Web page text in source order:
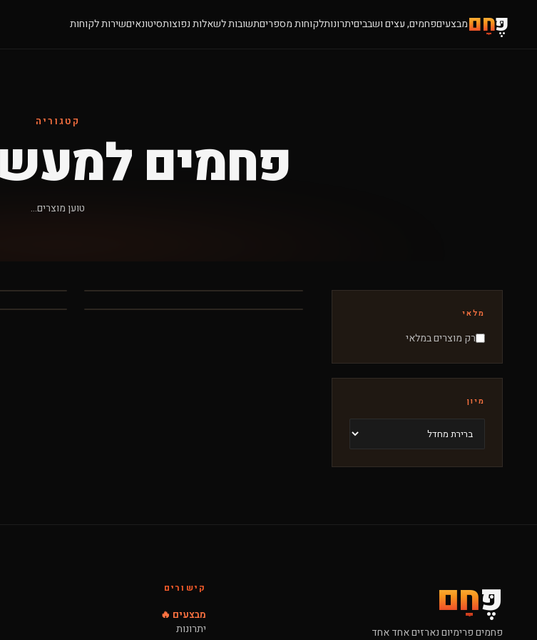
פֶּחָםמבצעיםפחמים, עצים ושבביםיתרונותלקוחות מספריםתשובות לשאלות נפוצותסיטונאיםשירות לקוחות
קטגוריה
פחמים
טוען מוצרים...
מלאי
רק מוצרים במלאי
מיון
פֶּחָם
פחמים פרימיום נארזים אחד אחד
קישורים
מבצעים 🔥
יתרונות